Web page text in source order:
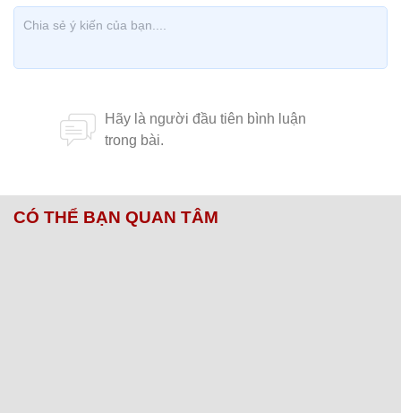
CÓ THỂ BẠN QUAN TÂM